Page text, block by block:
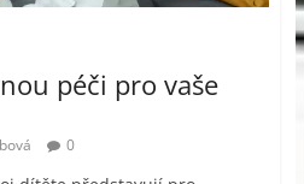
péči pro vaše
0